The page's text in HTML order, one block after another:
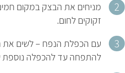
מניחים את הבצק במקום
זקוקים לחום.
עם הכפלת הנפח – לשים את
להתפחה עד להכפלה